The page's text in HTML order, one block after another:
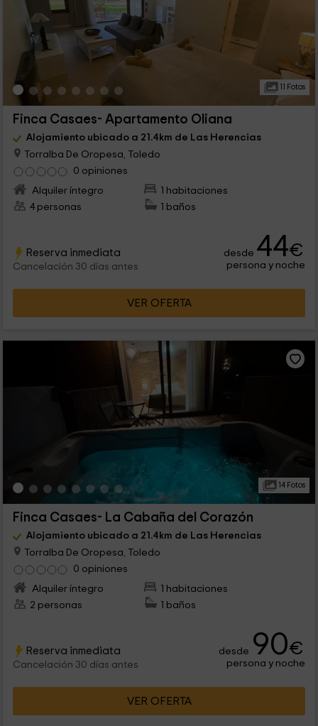
11 Fotos
Finca Casaes- Apartamento Oliana
Alojamiento ubicado a 21.4km de Las Herencias
Torralba De Oropesa, Toledo
0 opiniones
Alquiler íntegro
1 habitaciones
4 personas
1 baños
Reserva inmediata
Cancelación 30 días antes
desde 44€
persona y noche
VER OFERTA
14 Fotos
Finca Casaes- La Cabaña del Corazón
Alojamiento ubicado a 21.4km de Las Herencias
Torralba De Oropesa, Toledo
0 opiniones
Alquiler íntegro
1 habitaciones
2 personas
1 baños
Reserva inmediata
Cancelación 30 días antes
desde 90€
persona y noche
VER OFERTA